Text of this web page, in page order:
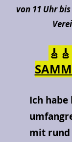
von 11 Uhr
Ich
mit rund